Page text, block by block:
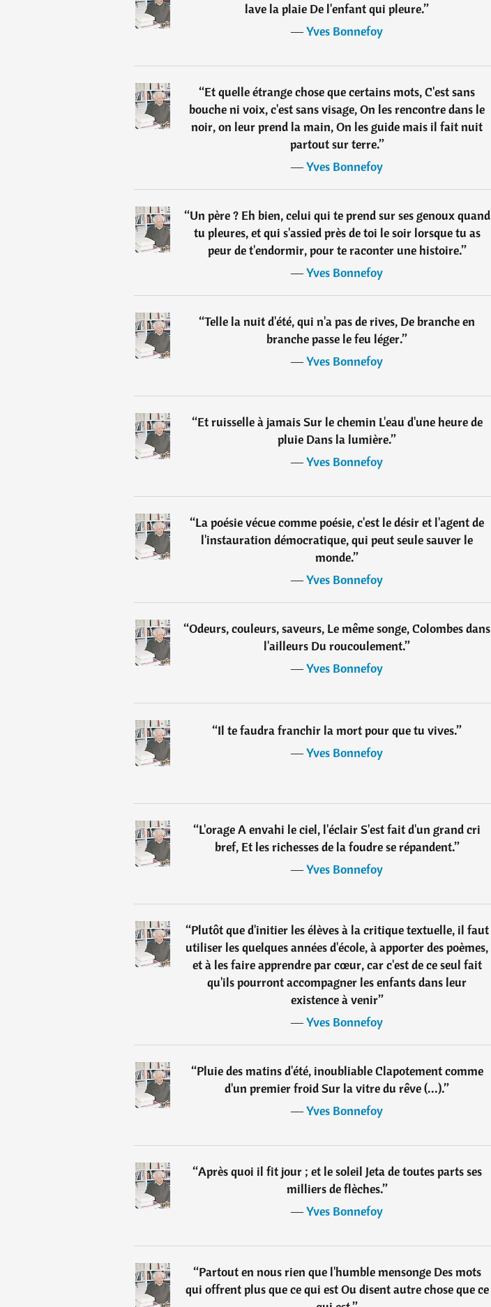
lave la plaie De l'enfant qui pleure.”
―Yves Bonnefoy
“Et quelle étrange chose que certains mots, C'est sans
bouche ni voix, c'est sans visage, On les rencontre dans le
noir, on leur prend la main, On les guide mais il fait nuit
partout sur terre.”
―Yves Bonnefoy
“Un père ? Eh bien, celui qui te prend sur ses genoux quand
tu pleures, et qui s'assied près de toi le soir lorsque tu as
peur de t'endormir, pour te raconter une histoire.”
―Yves Bonnefoy
“Telle la nuit d'été, qui n'a pas de rives, De branche en
branche passe le feu léger.”
―Yves Bonnefoy
“Et ruisselle à jamais Sur le chemin L'eau d'une heure de
pluie Dans la lumière.”
―Yves Bonnefoy
“La poésie vécue comme poésie, c'est le désir et l'agent de
l'instauration démocratique, qui peut seule sauver le
monde.”
―Yves Bonnefoy
“Odeurs, couleurs, saveurs, Le même songe, Colombes dans
l'ailleurs Du roucoulement.”
―Yves Bonnefoy
“Il te faudra franchir la mort pour que tu vives.”
―Yves Bonnefoy
“L'orage A envahi le ciel, l'éclair S'est fait d'un grand cri
bref, Et les richesses de la foudre se répandent.”
―Yves Bonnefoy
“Plutôt que d'initier les élèves à la critique textuelle, il faut
utiliser les quelques années d'école, à apporter des poèmes,
et à les faire apprendre par cœur, car c'est de ce seul fait
qu'ils pourront accompagner les enfants dans leur
existence à venir”
―Yves Bonnefoy
“Pluie des matins d'été, inoubliable Clapotement comme
d'un premier froid Sur la vitre du rêve (...).”
―Yves Bonnefoy
“Après quoi il fit jour ; et le soleil Jeta de toutes parts ses
milliers de flèches.”
―Yves Bonnefoy
“Partout en nous rien que l'humble mensonge Des mots
qui offrent plus que ce qui est Ou disent autre chose que ce